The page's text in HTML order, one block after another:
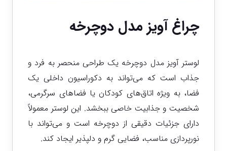
چراغ آویز مدل دوچرخه
لوستر آویز مدل دوچرخه یک طراحی منحصر به فرد و
جذاب است که می‌تواند به دکوراسیون داخلی یک
فضا، به ویژه اتاق‌های کودکان یا فضاهای سرگرمی،
شخصیت و جذابیت خاصی ببخشد. این لوستر معمولاً
دارای جزئیات دقیقی از دوچرخه است و می‌تواند با
نورپردازی مناسب، فضایی گرم و دلپذیر ایجاد کند.